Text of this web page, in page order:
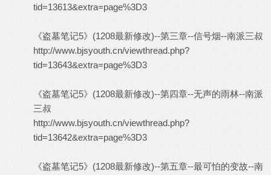
tid=13613&extra=page%3D3
《盗墓笔记5》(1208最新修改)--第三章--信号烟--南派三叔
http://www.bjsyouth.cn/viewthread.php?
tid=13643&extra=page%3D3
《盗墓笔记5》(1208最新修改)--第四章--无声的雨林--南派
三叔
http://www.bjsyouth.cn/viewthread.php?
tid=13642&extra=page%3D3
《盗墓笔记5》(1208最新修改)--第五章--最可怕的变故--南